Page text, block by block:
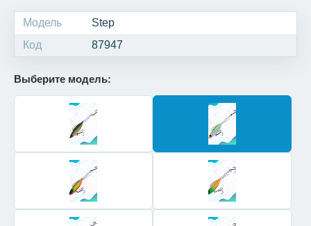
Модель
Step
Код
87947
Выберите модель: